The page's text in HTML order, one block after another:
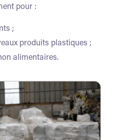
pour :
;
produits plastiques ;
alimentaires.